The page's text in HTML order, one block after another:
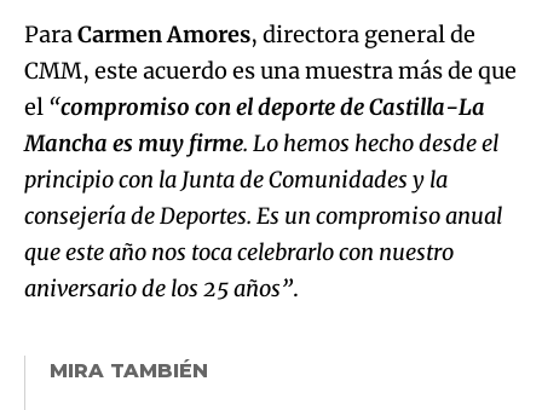
ParaCarmen Amores, directora general de
CMM, este acuerdo es una muestra más de que
el “compromiso con el deporte de Castilla-La
Mancha es muy firme. Lo hemos hecho desde el
principio con la Junta de Comunidades y la
consejería de Deportes. Es un compromiso anual
que este año nos toca celebrarlo con nuestro
aniversario de los 25 años”.
MIRA TAMBIÉN